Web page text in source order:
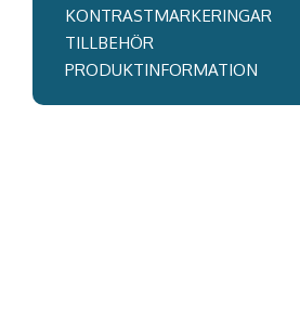
KONTRASTMARKERINGAR
TILLBEHÖR
PRODUKTINFORMATION